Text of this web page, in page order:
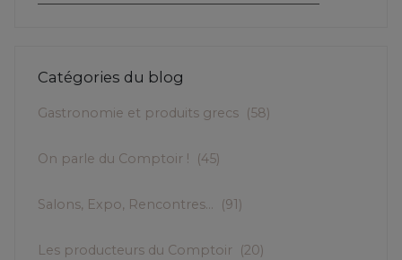
Catégories du blog
Gastronomie et produits grecs (58)
On parle du Comptoir ! (45)
Salons, Expo, Rencontres... (91)
Les producteurs du Comptoir (20)